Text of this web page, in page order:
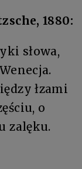
1880:
słowa,
łzami
o
zalęku.